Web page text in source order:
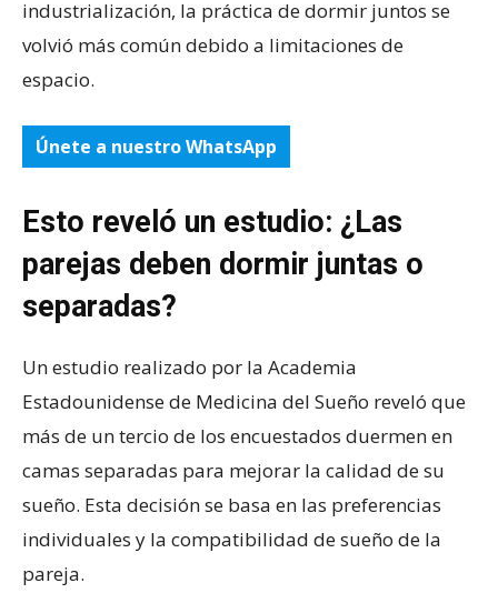
industrialización, la práctica de dormir juntos se
volvió más común debido a limitaciones de
espacio.
Únete a nuestro WhatsApp
Esto reveló un estudio: ¿Las
parejas deben dormir juntas o
separadas?
Un estudio realizado por la Academia
Estadounidense de Medicina del Sueño reveló que
más de un tercio de los encuestados duermen en
camas separadas para mejorar la calidad de su
sueño. Esta decisión se basa en las preferencias
individuales y la compatibilidad de sueño de la
pareja.